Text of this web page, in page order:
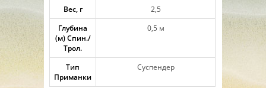
Вес, г
2,5
Глубина
(м) Спин./
Трол.
0,5 м
Тип
Приманки
Суспендер